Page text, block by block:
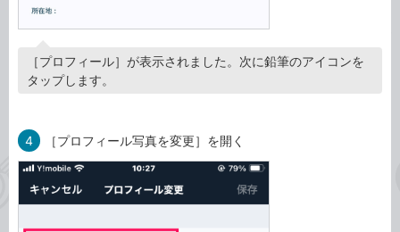
［プロフィール］が表示されました。次に鉛筆のアイコンを
タップします。
4 ［プロフィール写真を変更］を開く